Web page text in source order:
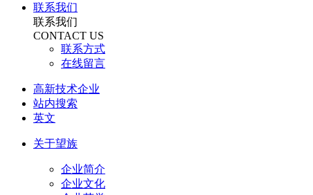
联系我们
联系我们
CONTACT US
联系方式
在线留言
高新技术企业
站内搜索
英文
关于望族
企业简介
企业文化